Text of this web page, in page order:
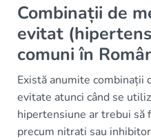
Combinații de
evitat
comuni în
Există anumite combinații
evitate atunci când se
hipertensiune ar trebui să
precum nitrati sau